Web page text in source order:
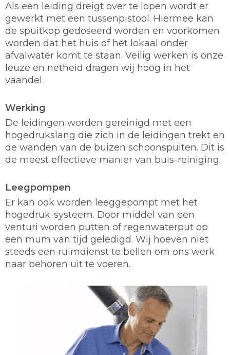
Als een leiding dreigt over te lopen wordt er
gewerkt met een tussenpistool. Hiermee kan
de spuitkop gedoseerd worden en voorkomen
worden dat het huis of het lokaal onder
afvalwater komt te staan. Veilig werken is onze
leuze en netheid dragen wij hoog in het
vaandel.
Werking
De leidingen worden gereinigd met een
hogedrukslang die zich in de leidingen trekt en
de wanden van de buizen schoonspuiten. Dit is
de meest effectieve manier van buis-reiniging.
Leegpompen
Er kan ook worden leeggepompt met het
hogedruk-systeem. Door middel van een
venturi worden putten of regenwaterput op
een mum van tijd geledigd. Wij hoeven niet
steeds een ruimdienst te bellen om ons werk
naar behoren uit te voeren.